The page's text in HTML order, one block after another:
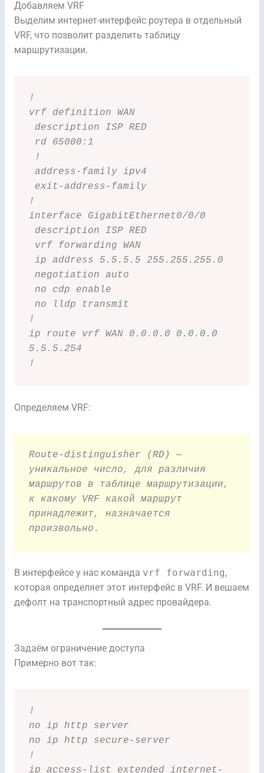
Добавляем VRF
Выделим интернет-интерфейс роутера в отдельный
VRF, что позволит разделить таблицу
маршрутизации.
!
vrf definition WAN
description ISP RED
rd 65000:1
!
address-family ipv4
exit-address-family
!
interface GigabitEthernet0/0/0
description ISP RED
vrf forwarding WAN
ip address 5.5.5.5 255.255.255.0
negotiation auto
no cdp enable
no lldp transmit
!
ip route vrf WAN 0.0.0.0 0.0.0.0
5.5.5.254
!
Определяем VRF:
Route-distinguisher (RD) —
уникальное число, для различия
маршрутов в таблице маршрутизации,
к какому VRF какой маршрут
принадлежит, назначается
произвольно.
В интерфейсе у нас команда vrf forwarding,
которая определяет этот интерфейс в VRF. И вешаем
дефолт на транспортный адрес провайдера.
Задаём ограничение доступа
Примерно вот так:
!
no ip http server
no ip http secure-server
!
ip access-list extended internet-